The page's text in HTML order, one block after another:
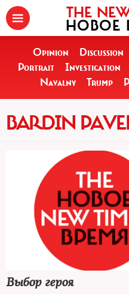
THE
НОВОЕ
Opinion Discussion
Portrait
Investigation
Navalny
Trump
BARDIN
Выбор героя